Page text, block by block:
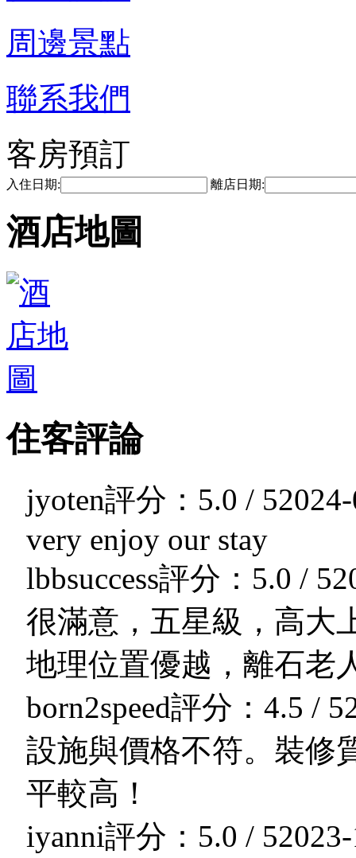
周邊景點
聯系我們
客房預訂
入住日期: 離店日期:
酒店地圖
住客評論
jyoten評分：5.0 / 5
very enjoy our stay
lbbsuccess評分：5.0 / 5
很滿意，五星級，高大
地理位置優越，離石老
born2speed評分：4.5 / 5
設施與價格不符。裝修
平較高！
iyanni評分：5.0 / 5